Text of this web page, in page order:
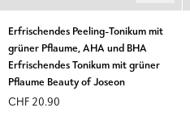
Erfrischendes
Tonikum
mit
Pflaume,
Erfrischendes Peeling-Tonikum mit
grüner Pflaume, AHA und BHA
Erfrischendes Tonikum mit grüner
Pflaume Beauty of Joseon
CHF 20.90